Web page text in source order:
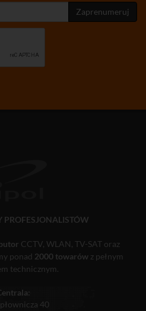
Zaprenumeruj
PROFESJONALISTÓW
CCTV, WLAN, TV-SAT oraz
ponad 2000 towarówz pełnym
technicznym.
40